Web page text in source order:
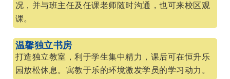
况，并与班主任及任课老师随时沟通，也可来校区观
课。
温馨独立书房
打造独立教室，利于学生集中精力，课后可在恒升乐
园放松休息。寓教于乐的环境激发学员的学习动力。